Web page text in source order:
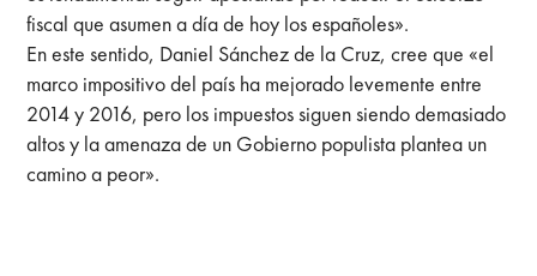
fiscal que asumen a día de hoy los españoles».
En este sentido, Daniel Sánchez de la Cruz, cree que «el
marco impositivo del país ha mejorado levemente entre
2014 y 2016, pero los impuestos siguen siendo demasiado
altos y la amenaza de un Gobierno populista plantea un
camino a peor».